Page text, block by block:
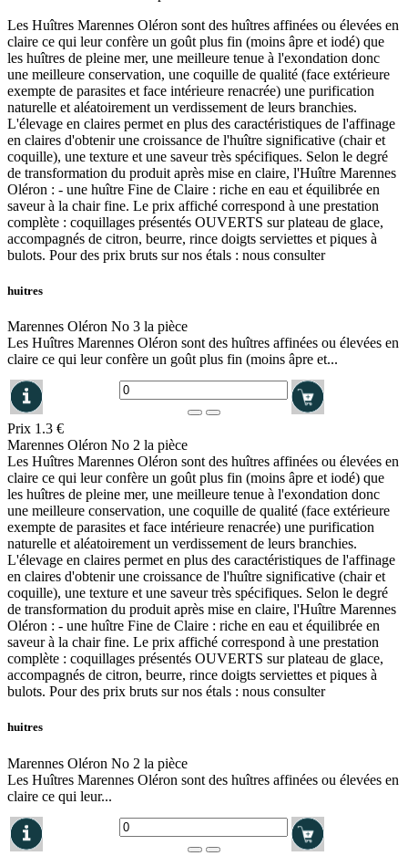
Les Huîtres Marennes Oléron sont des huîtres affinées ou élevées en
claire ce qui leur confère un goût plus fin (moins âpre et iodé) que
les huîtres de pleine mer, une meilleure tenue à l'exondation donc
une meilleure conservation, une coquille de qualité (face extérieure
exempte de parasites et face intérieure renacrée) une purification
naturelle et aléatoirement un verdissement de leurs branchies.
L'élevage en claires permet en plus des caractéristiques de l'affinage
en claires d'obtenir une croissance de l'huître significative (chair et
coquille), une texture et une saveur très spécifiques. Selon le degré
de transformation du produit après mise en claire, l'Huître Marennes
Oléron : - une huître Fine de Claire : riche en eau et équilibrée en
saveur à la chair fine. Le prix affiché correspond à une prestation
complète : coquillages présentés OUVERTS sur plateau de glace,
accompagnés de citron, beurre, rince doigts serviettes et piques à
bulots. Pour des prix bruts sur nos étals : nous consulter
huitres
Marennes Oléron No 3 la pièce
Les Huîtres Marennes Oléron sont des huîtres affinées ou élevées en
claire ce qui leur confère un goût plus fin (moins âpre et...
Prix 1.3 €
Marennes Oléron No 2 la pièce
Les Huîtres Marennes Oléron sont des huîtres affinées ou élevées en
claire ce qui leur confère un goût plus fin (moins âpre et iodé) que
les huîtres de pleine mer, une meilleure tenue à l'exondation donc
une meilleure conservation, une coquille de qualité (face extérieure
exempte de parasites et face intérieure renacrée) une purification
naturelle et aléatoirement un verdissement de leurs branchies.
L'élevage en claires permet en plus des caractéristiques de l'affinage
en claires d'obtenir une croissance de l'huître significative (chair et
coquille), une texture et une saveur très spécifiques. Selon le degré
de transformation du produit après mise en claire, l'Huître Marennes
Oléron : - une huître Fine de Claire : riche en eau et équilibrée en
saveur à la chair fine. Le prix affiché correspond à une prestation
complète : coquillages présentés OUVERTS sur plateau de glace,
accompagnés de citron, beurre, rince doigts serviettes et piques à
bulots. Pour des prix bruts sur nos étals : nous consulter
huitres
Marennes Oléron No 2 la pièce
Les Huîtres Marennes Oléron sont des huîtres affinées ou élevées en
claire ce qui leur...